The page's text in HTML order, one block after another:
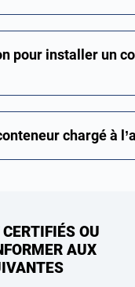
pour installer un
chargé à
OU
AUX